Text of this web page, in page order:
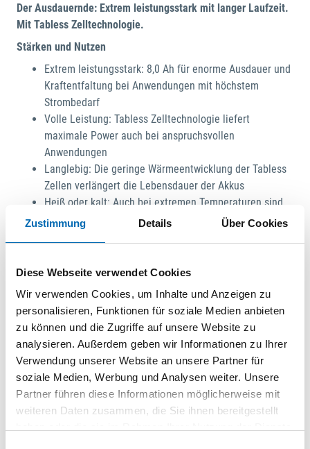
Zustimmung Details Über Cookies
Diese Webseite verwendet Cookies
Wir verwenden Cookies, um Inhalte und Anzeigen zu
personalisieren, Funktionen für soziale Medien anbieten
zu können und die Zugriffe auf unsere Website zu
analysieren. Außerdem geben wir Informationen zu Ihrer
Verwendung unserer Website an unsere Partner für
soziale Medien, Werbung und Analysen weiter. Unsere
Partner führen diese Informationen möglicherweise mit
weiteren Daten zusammen, die Sie ihnen bereitgestellt
Der Ausdauernde: Extrem leistungsstark mit langer Laufzeit.
Mit Tabless Zelltechnologie.
Stärken und Nutzen
Extrem leistungsstark: 8,0 Ah für enorme Ausdauer und
Kraftentfaltung bei Anwendungen mit höchstem
Strombedarf
Volle Leistung: Tabless Zelltechnologie liefert
maximale Power auch bei anspruchsvollen
Anwendungen
Langlebig: Die geringe Wärmeentwicklung der Tabless
Zellen verlängert die Lebensdauer der Akkus
Heiß oder kalt: Auch bei extremen Temperaturen sind
Tabless Akkus zuverlässig einsatzbereit
aufgeladen werden
Schnellladegerät SCA 16 in 25 Minuten wieder
einsatzbereit. Möglich macht das die aktive Kühlung
während des Ladevorgangs
Praktisch: LED-Anzeige zeigt jederzeit den aktuellen
Ladestand des Akkupacks an
Sicher: Umlaufender Rahmen aus weichem Softgrip-
Material zum Schutz und sicheren Auflage der
Maschine auf schiefen Flächen
Komfortabel: Bluetooth® ermöglicht automatisches